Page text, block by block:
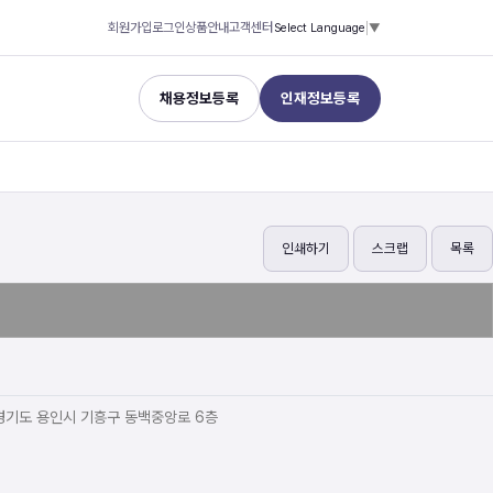
회원가입 로그인상품안내고객센터 Select Language ▼
채용정보등록 인재정보등록
인쇄하기 스크랩 목록
도 용인시 기흥구 동백중앙로 6층